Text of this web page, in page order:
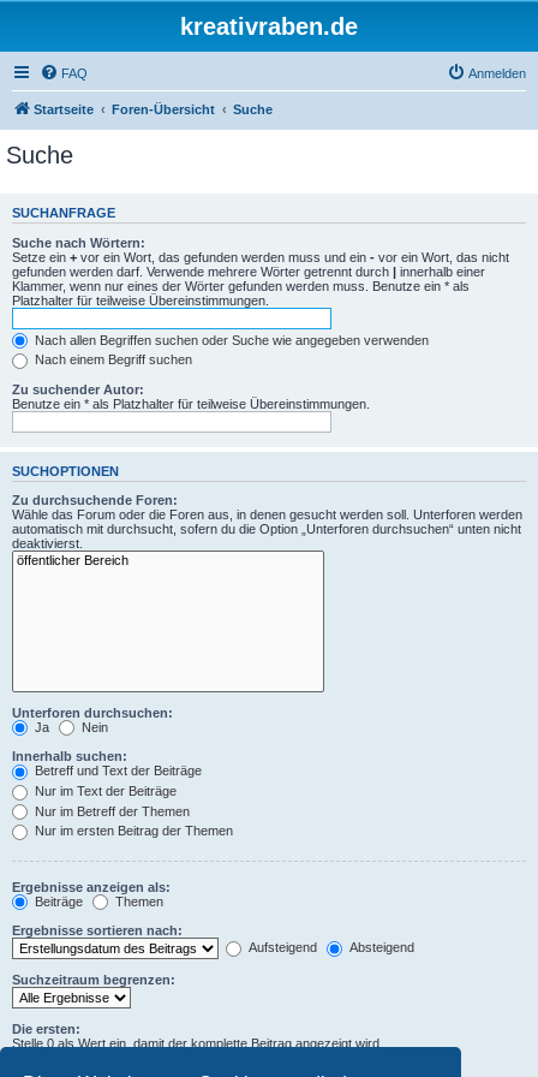
kreativraben.de
FAQ Anmelden
Startseite Foren-Übersicht Suche
Suche
SUCHANFRAGE
Suche nach Wörtern:
Setze ein + vor ein Wort, das gefunden werden muss und ein - vor ein Wort, das nicht
gefunden werden darf. Verwende mehrere Wörter getrennt durch | innerhalb einer
Klammer, wenn nur eines der Wörter gefunden werden muss. Benutze ein * als
Platzhalter für teilweise Übereinstimmungen.
Nach allen Begriffen suchen oder Suche wie angegeben verwenden
Nach einem Begriff suchen
Zu suchender Autor:
Benutze ein * als Platzhalter für teilweise Übereinstimmungen.
SUCHOPTIONEN
Zu durchsuchende Foren:
Wähle das Forum oder die Foren aus, in denen gesucht werden soll. Unterforen werden
automatisch mit durchsucht, sofern du die Option „Unterforen durchsuchen“ unten nicht
deaktivierst.
Unterforen durchsuchen:
Ja
Nein
Innerhalb suchen:
Betreff und Text der Beiträge
Nur im Text der Beiträge
Nur im Betreff der Themen
Nur im ersten Beitrag der Themen
Ergebnisse anzeigen als:
Beiträge
Themen
Ergebnisse sortieren nach:
Aufsteigend
Absteigend
Suchzeitraum begrenzen:
Die ersten:
Stelle 0 als Wert ein, damit der komplette Beitrag angezeigt wird.